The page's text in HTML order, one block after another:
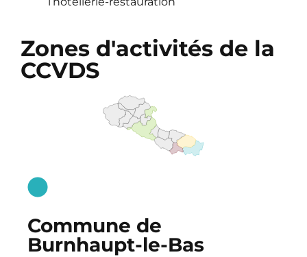
Zones d'activités de la
CCVDS
Commune de
Burnhaupt-le-Bas